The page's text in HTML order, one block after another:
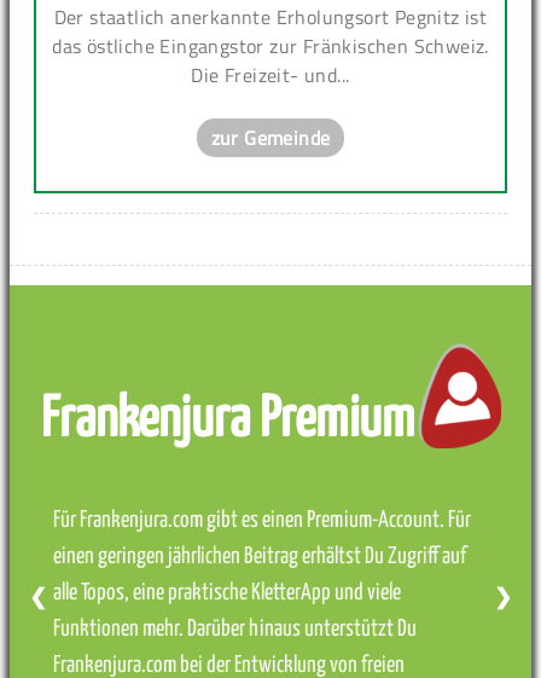
Der staatlich anerkannte Erholungsort Pegnitz ist
das östliche Eingangstor zur Fränkischen Schweiz.
Die Freizeit- und...
zur Gemeinde
Frankenjura Premium
Für Frankenjura.com gibt es einen Premium-Account. Für
einen geringen jährlichen Beitrag erhältst Du Zugriff auf
alle Topos, eine praktische KletterApp und viele
Funktionen mehr. Darüber hinaus unterstützt Du
Frankenjura.com bei der Entwicklung von freien
❮ ❯